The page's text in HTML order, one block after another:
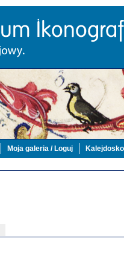
Moja galeria / Loguj